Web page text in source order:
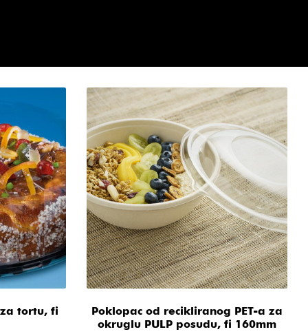
tortu, fi
Poklopac od recikliranog PET-a za
okruglu PULP posudu, fi 160mm